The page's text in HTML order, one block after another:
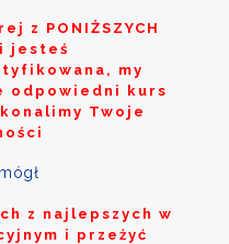
z PONIŻSZYCH
jesteś
my
odpowiedni kurs
Twoje
z najlepszych w
i przeżyć